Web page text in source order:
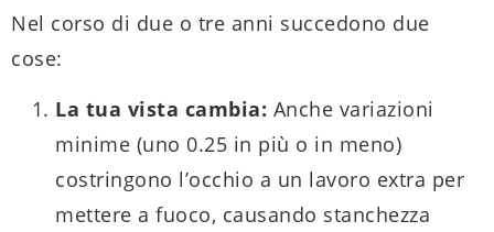
Nel corso di due o tre anni succedono due
cose:
La tua vista cambia: Anche variazioni
minime (uno 0.25 in più o in meno)
costringono l’occhio a un lavoro extra per
mettere a fuoco, causando stanchezza